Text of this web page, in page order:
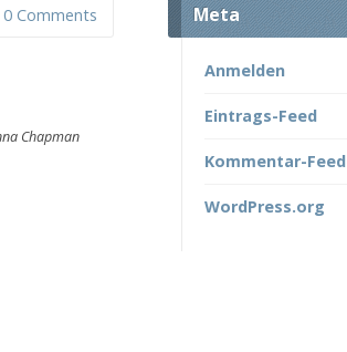
0 Comments
Chapman
Meta
Anmelden
Eintrags-Feed
Kommentar-Feed
WordPress.org